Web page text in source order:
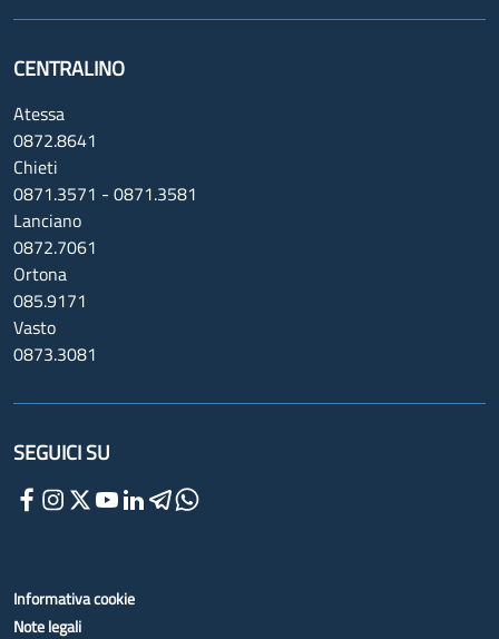
CENTRALINO
Atessa
0872.8641
Chieti
0871.3571 - 0871.3581
Lanciano
0872.7061
Ortona
085.9171
Vasto
0873.3081
SEGUICI SU
Informativa cookie
Note legali